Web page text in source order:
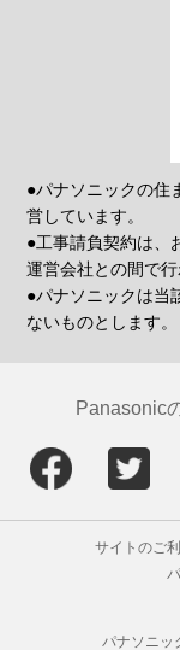
●パナソニックの住
営しています。
●工事請負契約は、
運営会社との間で行
●パナソニックは当
ないものとします。
Panasonic
サイトのご
パナソニッ